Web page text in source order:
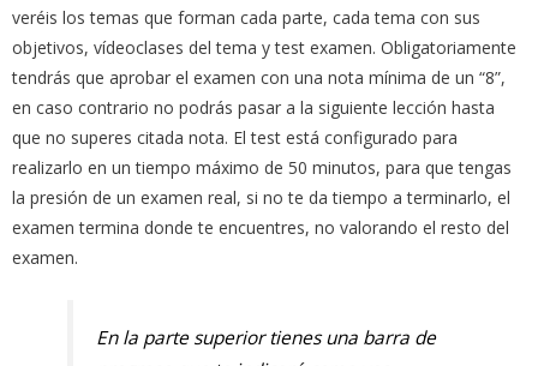
veréis los temas que forman cada parte, cada tema con sus
objetivos, vídeoclases del tema y test examen. Obligatoriamente
tendrás que aprobar el examen con una nota mínima de un “8”,
en caso contrario no podrás pasar a la siguiente lección hasta
que no superes citada nota. El test está configurado para
realizarlo en un tiempo máximo de 50 minutos, para que tengas
la presión de un examen real, si no te da tiempo a terminarlo, el
examen termina donde te encuentres, no valorando el resto del
examen.
En la parte superior tienes una barra de